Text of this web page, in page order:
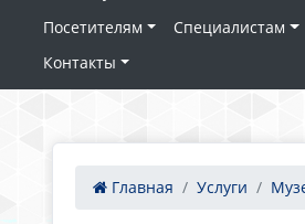
Посетителям
Специалистам
Контакты
Главная Услуги